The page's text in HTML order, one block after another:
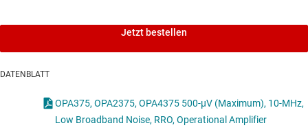
Jetzt bestellen
DATENBLATT
OPA375, OPA2375, OPA4375 500-µV (Maximum), 10-MHz,
Low Broadband Noise, RRO, Operational Amplifier